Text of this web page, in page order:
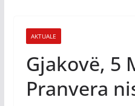
AKTUALE
Gjakovë, 5
Pranvera